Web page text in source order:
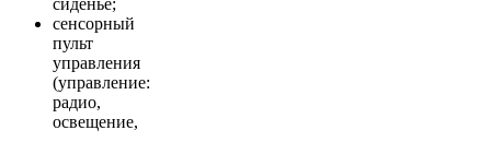
сенсорный
пульт
управления
(управление:
радио,
освещение,